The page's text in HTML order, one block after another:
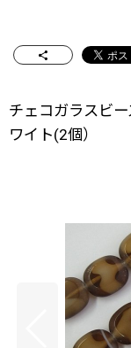
チェコガラスビ
ワイト(2個）